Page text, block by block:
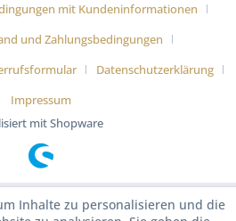
mit Kundeninformationen
und Zahlungsbedingungen
Datenschutzerklärung
Impressum
mit Shopware
Inhalte zu personalisieren und die